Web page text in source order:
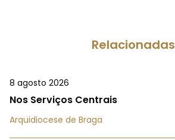
Relacionadas
8 agosto 2026
Nos Serviços Centrais
Arquidiocese de Braga